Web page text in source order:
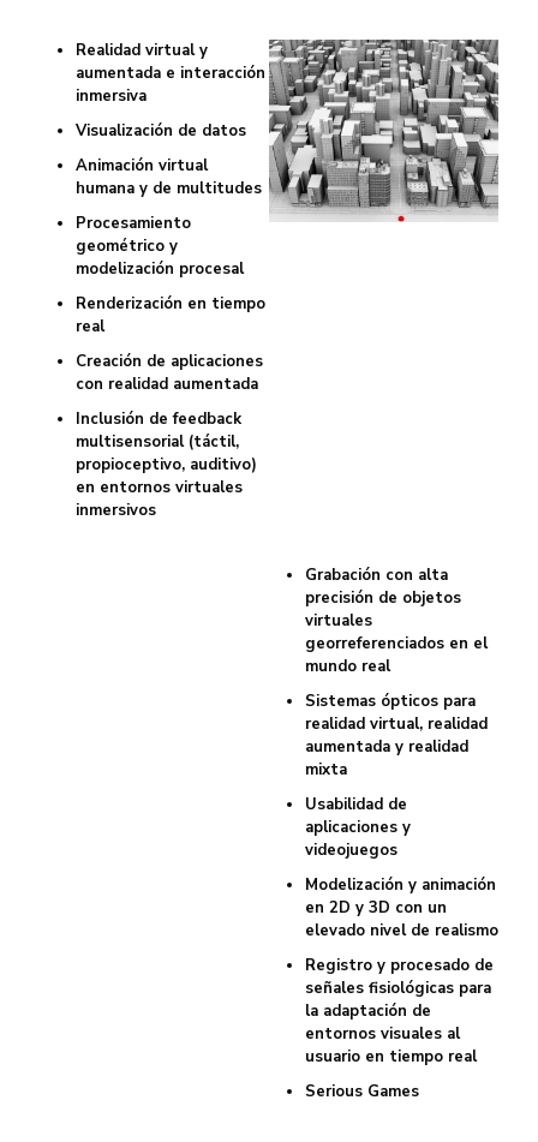
Realidad virtual y
aumentada e interacción
inmersiva
Visualización de datos
Animación virtual
humana y de multitudes
Procesamiento
geométrico y
modelización procesal
Renderización en tiempo
real
Creación de aplicaciones
con realidad aumentada
Inclusión de feedback
multisensorial (táctil,
propioceptivo, auditivo)
en entornos virtuales
inmersivos
Grabación con alta
precisión de objetos
virtuales
georreferenciados en el
mundo real
Sistemas ópticos para
realidad virtual, realidad
aumentada y realidad
mixta
Usabilidad de
aplicaciones y
videojuegos
Modelización y animación
en 2D y 3D con un
elevado nivel de realismo
Registro y procesado de
señales fisiológicas para
la adaptación de
entornos visuales al
usuario en tiempo real
Serious Games